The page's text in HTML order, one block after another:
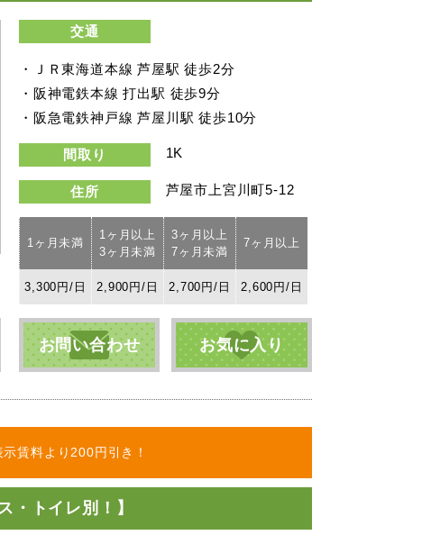
交通
・ＪＲ東海道本線 芦屋駅 徒歩2分
・阪神電鉄本線 打出駅 徒歩9分
・阪急電鉄神戸線 芦屋川駅 徒歩10分
間取り 1K
住所 芦屋市上宮川町5-12
1ヶ月未満
1ヶ月以上
3ヶ月未満
3ヶ月以上
7ヶ月未満
7ヶ月以上
3,300円/日 2,900円/日 2,700円/日 2,600円/日
お問い合わせ お気に入り
賃料より200円引き！
トイレ別！】